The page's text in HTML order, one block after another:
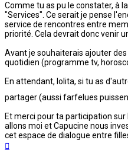
Comme tu as pu le constater, à
"Services". Ce serait je pense
service de rencontres entre
priorité. Cela devrait donc venir
Avant je souhaiterais ajouter
quotidien (programme tv,
En attendant, lolita, si tu as
partager (aussi farfelues
Et merci pour ta participation
allons moi et Capucine nous
cet espace de dialogue entre